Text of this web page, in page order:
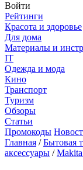
Войти
Рейтинги
Красота и здоровье
Для дома
Материалы и
IT
Одежда и мода
Кино
Транспорт
Туризм
Обзоры
Статьи
Промокоды
Главная /Бытовая
аксессуары /